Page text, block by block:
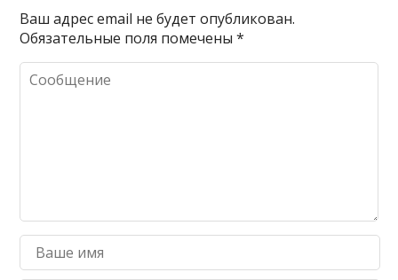
Ваш адрес email не будет опубликован.
Обязательные поля помечены*